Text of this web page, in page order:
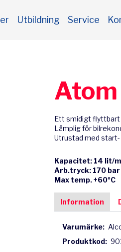
Utbildning Service
Ett smidigt
Lämplig för
Utrustad med
Kapacitet: 14 lit/
Arb.tryck: 170 bar
Max temp. +60ºC
Information
Varumärke:
Produktkod: